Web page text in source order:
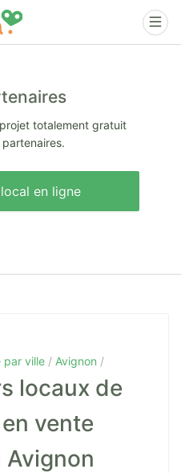
totalement gratuit
en ligne
par ville Avignon
locaux de
vente
Avignon